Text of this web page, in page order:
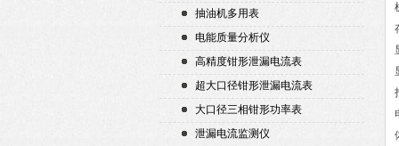
抽油机多用表
电能质量分析仪
高精度钳形泄漏电流表
超大口径钳形泄漏电流表
大口径三相钳形功率表
泄漏电流监测仪